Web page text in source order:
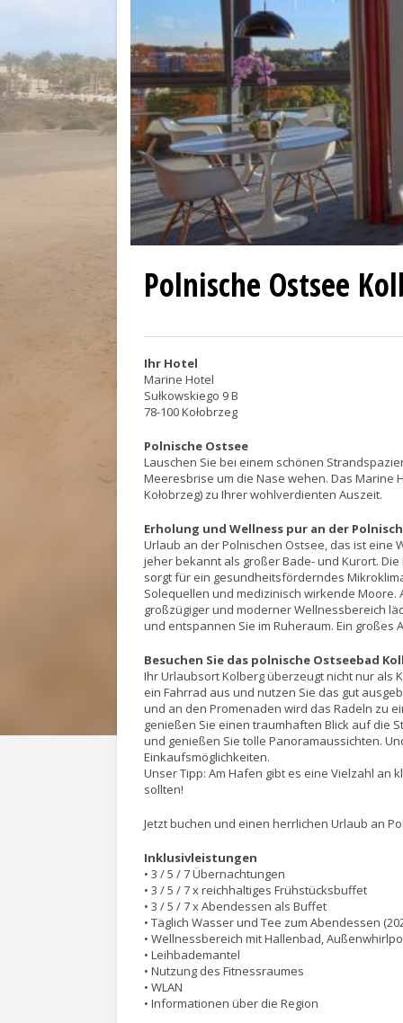
Polnische Ostsee
Ihr Hotel
Marine Hotel
Sułkowskiego 9 B
78-100 Kołobrzeg
Polnische Ostsee
Lauschen Sie bei einem schönen
Meeresbrise um die Nase wehen. Das Marine
Kołobrzeg) zu Ihrer wohlverdienten Auszeit.
Erholung und Wellness pur an der
Urlaub an der Polnischen Ostsee, das ist eine
jeher bekannt als großer Bade- und Kurort.
sorgt für ein gesundheitsförderndes
Solequellen und medizinisch wirkende Moore.
großzügiger und moderner Wellnessbereich
und entspannen Sie im Ruheraum. Ein
Besuchen Sie das polnische Ostseebad
Ihr Urlaubsort Kolberg überzeugt nicht nur als
ein Fahrrad aus und nutzen Sie das gut
und an den Promenaden wird das Radeln zu
genießen Sie einen traumhaften Blick auf die
und genießen Sie tolle Panoramaussichten.
Einkaufsmöglichkeiten.
Unser Tipp: Am Hafen gibt es eine Vielzahl an
sollten!
Jetzt buchen und einen herrlichen Urlaub an
Inklusivleistungen
• 3 / 5 / 7 Übernachtungen
• 3 / 5 / 7 x reichhaltiges Frühstücksbuffet
• 3 / 5 / 7 x Abendessen als Buffet
• Täglich Wasser und Tee zum Abendessen
• Wellnessbereich mit Hallenbad,
• Leihbademantel
• Nutzung des Fitnessraumes
• WLAN
• Informationen über die Region